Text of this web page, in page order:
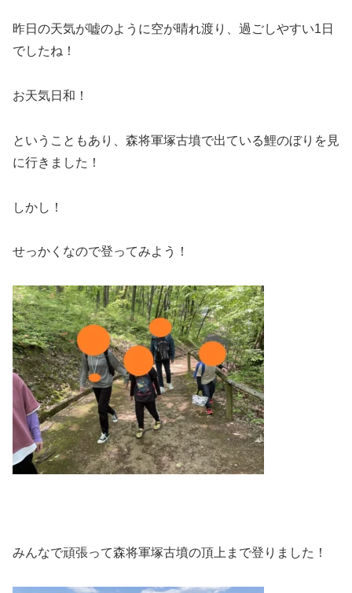
昨日の天気が嘘のように空が晴れ渡り、過ごしやすい1日
でしたね！
お天気日和！
ということもあり、森将軍塚古墳で出ている鯉のぼりを見
に行きました！
しかし！
せっかくなので登ってみよう！
みんなで頑張って森将軍塚古墳の頂上まで登りました！